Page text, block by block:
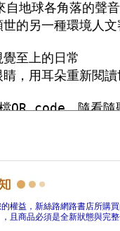
權益，新絲路網路書店所購
且商品必須是全新狀態與完